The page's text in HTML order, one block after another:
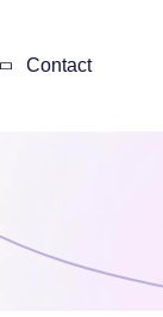
Contact